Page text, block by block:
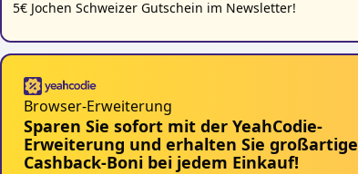
5€ Jochen Schweizer Gutschein im Newsletter!
Browser-Erweiterung
Sparen Sie sofort mit der YeahCodie-
Erweiterung und erhalten Sie großartige
Cashback-Boni bei jedem Einkauf!